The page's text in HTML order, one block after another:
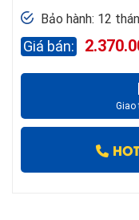
Bảo hành: 12
Giao